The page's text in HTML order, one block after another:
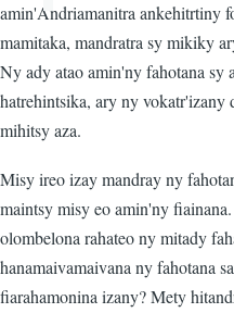
amin'Andriamanitra ankehitrtiny
mamitaka, mandratra sy mikiky
Ny ady atao amin'ny fahotana sy
hatrehintsika, ary ny vokatr'izany
mihitsy aza.
Misy ireo izay mandray ny
maintsy misy eo amin'ny
olombelona rahateo ny mitady
hanamaivamaivana ny fahotana
fiarahamonina izany? Mety